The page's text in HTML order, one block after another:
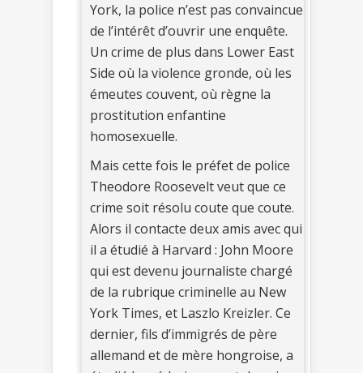
York, la police n’est pas convaincue
de l’intérêt d’ouvrir une enquête.
Un crime de plus dans Lower East
Side où la violence gronde, où les
émeutes couvent, où règne la
prostitution enfantine
homosexuelle.
Mais cette fois le préfet de police
Theodore Roosevelt veut que ce
crime soit résolu coute que coute.
Alors il contacte deux amis avec qui
il a étudié à Harvard : John Moore
qui est devenu journaliste chargé
de la rubrique criminelle au New
York Times, et Laszlo Kreizler. Ce
dernier, fils d’immigrés de père
allemand et de mère hongroise, a